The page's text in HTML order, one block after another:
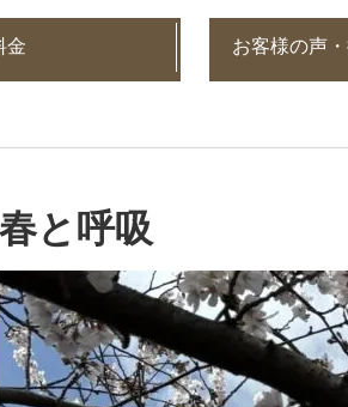
金 お客様の声
春と呼吸